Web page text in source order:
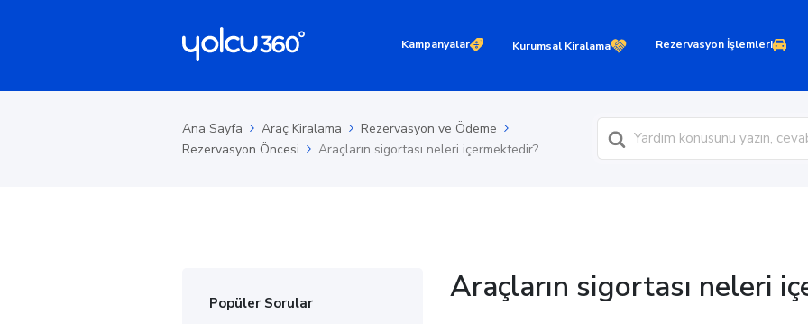
Kampanyalar Kurumsal Kiralama Rezervasyon İşlemleri
Ana Sayfa Araç Kiralama
Rezervasyon ve Ödeme
Rezervasyon Öncesi
Araçların sigortası neleri içermektedir?
Ara
Popüler Sorular Araçların sigortası neleri